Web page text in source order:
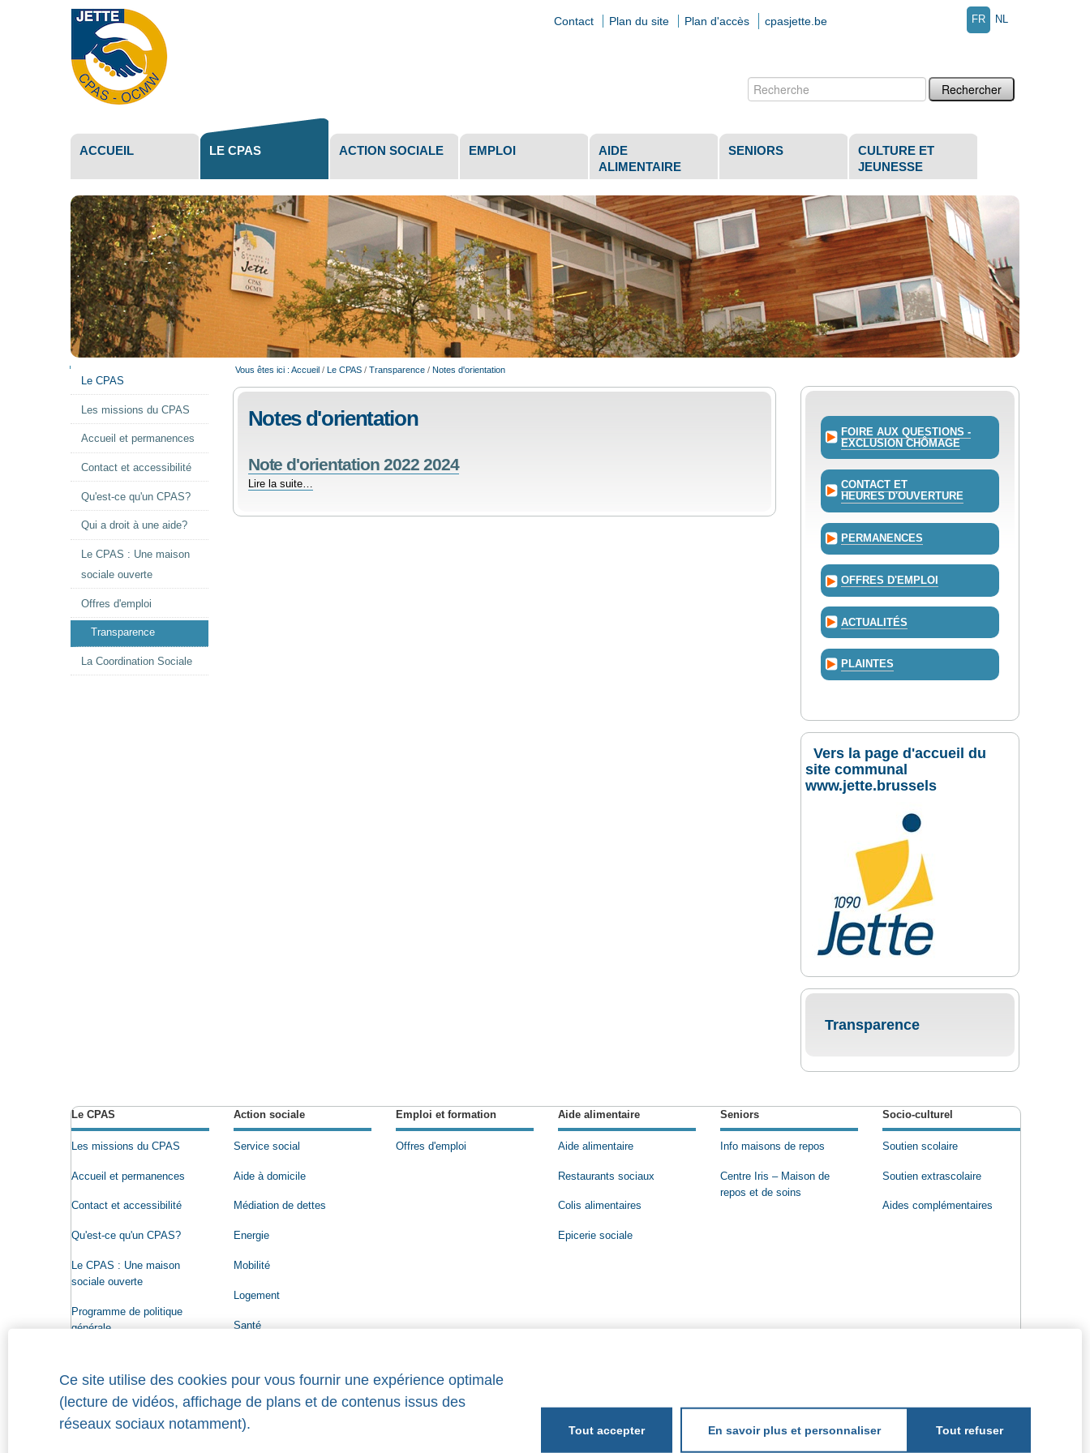
NL
FR
Contact Plan du site Plan d'accès cpasjette.be
Chercher par
ACCUEIL LE CPAS ACTION SOCIALE EMPLOI
AIDE
ALIMENTAIRE
SENIORS
CULTURE ET
JEUNESSE
NAVIGATION
Le CPAS
Les missions du CPAS
Accueil et permanences
Contact et accessibilité
Qu'est-ce qu'un CPAS?
Qui a droit à une aide?
Le CPAS : Une maison
sociale ouverte
Offres d'emploi
Transparence
La Coordination Sociale
Vous êtes ici : Accueil / Le CPAS / Transparence / Notes d'orientation
Notes d'orientation
Note d'orientation 2022 2024
Note
Lire la suite…
Ce site utilise des cookies pour vous fournir une expérience optimale
(lecture de vidéos, affichage de plans et de contenus issus des
réseaux sociaux notamment).
En savoir plus et personnaliser
FOIRE AUX QUESTIONS -
EXCLUSION CHÔMAGE
CONTACT ET
HEURES D'OUVERTURE
PERMANENCES
OFFRES D'EMPLOI
ACTUALITÉS
PLAINTES
Vers la page d'accueil du
site communal
www.jette.brussels
Transparence
Le CPAS
Les missions du CPAS
Accueil et permanences
Contact et accessibilité
Qu'est-ce qu'un CPAS?
Le CPAS : Une maison
sociale ouverte
Programme de politique
générale
Organigramme
Offres d'emploi
Action sociale
Service social
Aide à domicile
Médiation de dettes
Energie
Mobilité
Logement
Santé
Emploi et formation
Offres d'emploi
Aide alimentaire
Aide alimentaire
Restaurants sociaux
Colis alimentaires
Epicerie sociale
Seniors
Info maisons de repos
Centre Iris – Maison de
repos et de soins
Socio-culturel
Soutien scolaire
Soutien extrascolaire
Aides complémentaires